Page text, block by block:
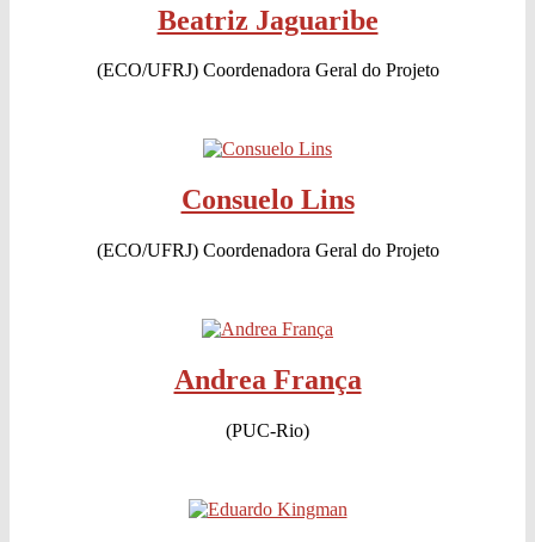
Beatriz Jaguaribe
(ECO/UFRJ) Coordenadora Geral do Projeto
Consuelo Lins
(ECO/UFRJ) Coordenadora Geral do Projeto
Andrea França
(PUC-Rio)